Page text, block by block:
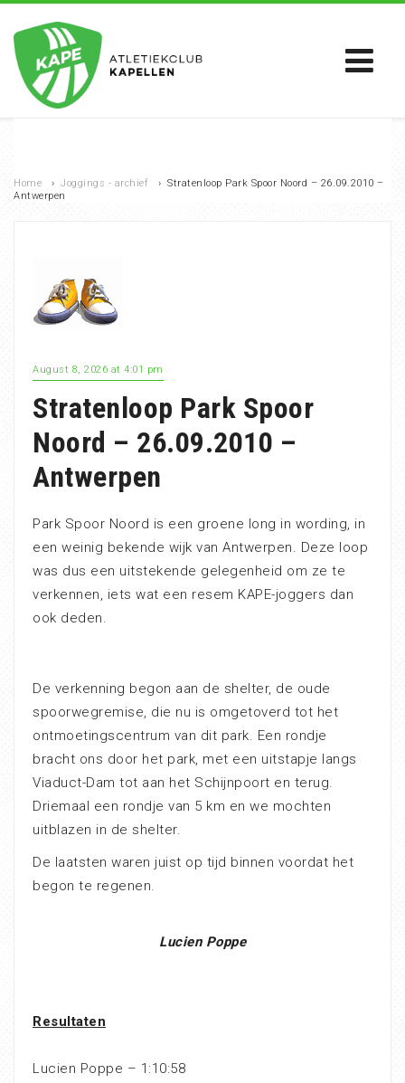
Home › Joggings - archief › Stratenloop Park Spoor Noord – 26.09.2010 –
Antwerpen
August 8, 2026 at 4:01 pm
Stratenloop Park Spoor
Noord – 26.09.2010 –
Antwerpen
Park Spoor Noord is een groene long in wording, in
een weinig bekende wijk van Antwerpen. Deze loop
was dus een uitstekende gelegenheid om ze te
verkennen, iets wat een resem KAPE-joggers dan
ook deden.
De verkenning begon aan de shelter, de oude
spoorwegremise, die nu is omgetoverd tot het
ontmoetingscentrum van dit park. Een rondje
bracht ons door het park, met een uitstapje langs
Viaduct-Dam tot aan het Schijnpoort en terug.
Driemaal een rondje van 5 km en we mochten
uitblazen in de shelter.
De laatsten waren juist op tijd binnen voordat het
begon te regenen.
Lucien Poppe
Resultaten
Lucien Poppe – 1:10:58